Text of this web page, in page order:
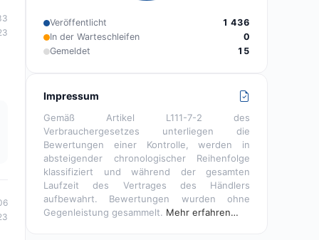
Veröffentlicht
1 436
In der Warteschleifen
0
Gemeldet
15
Impressum
Gemäß Artikel L111-7-2 des
Verbrauchergesetzes unterliegen die
Bewertungen einer Kontrolle, werden in
absteigender chronologischer Reihenfolge
klassifiziert und während der gesamten
Laufzeit des Vertrages des Händlers
aufbewahrt. Bewertungen wurden ohne
Gegenleistung gesammelt. Mehr erfahren…